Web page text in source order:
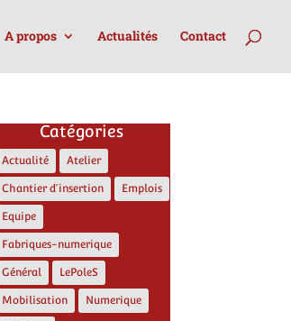
A propos Actualités Contact
Catégories
Actualité Atelier
Chantier d'insertion Emplois
Equipe
Fabriques-numerique
Général LePoleS
Mobilisation Numerique